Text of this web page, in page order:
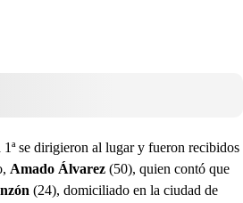
se dirigieron al lugar y fueron recibidos
Amado Álvarez (50), quien contó que
(24), domiciliado en la ciudad de